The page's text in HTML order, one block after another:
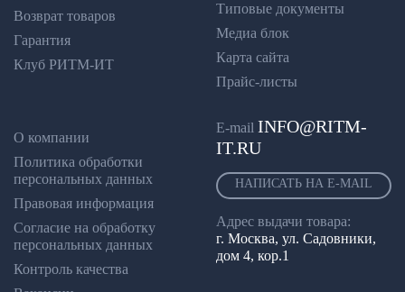
Возврат товаров
Гарантия
Клуб РИТМ-ИТ
Типовые документы
Медиа блок
Карта сайта
Прайс-листы
О компании
Политика обработки
персональных данных
Правовая информация
Согласие на обработку
персональных данных
Контроль качества
E-mail INFO@RITM-
IT.RU
НАПИСАТЬ НА E-MAIL
Адрес выдачи товара:
г. Москва, ул. Садовники,
дом 4, кор.1